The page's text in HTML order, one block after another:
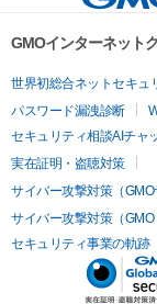
GMOインターネット
世界初総合ネットセキュ
パスワード漏洩診断
セキュリティ相談AIチャ
実在証明・盗聴対策
サイバー攻撃対策（GMO
サイバー攻撃対策（GMO
セキュリティ事業の軌跡